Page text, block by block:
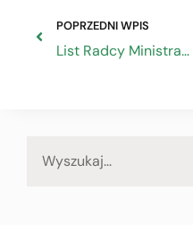
POPRZEDNI WPIS
List Radcy Ministra ds. Ekonomicznych Ambasady Wielkiej Brytanii w Polsce